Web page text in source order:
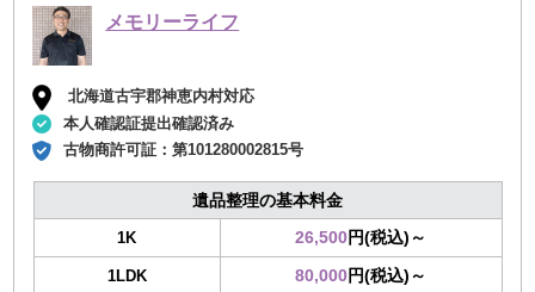
メモリーライフ
北海道古宇郡神恵内村対応
本人確認証提出確認済み
古物商許可証：第101280002815号
遺品整理の基本料金
1K 26,500円(税込)～
1LDK 80,000円(税込)～